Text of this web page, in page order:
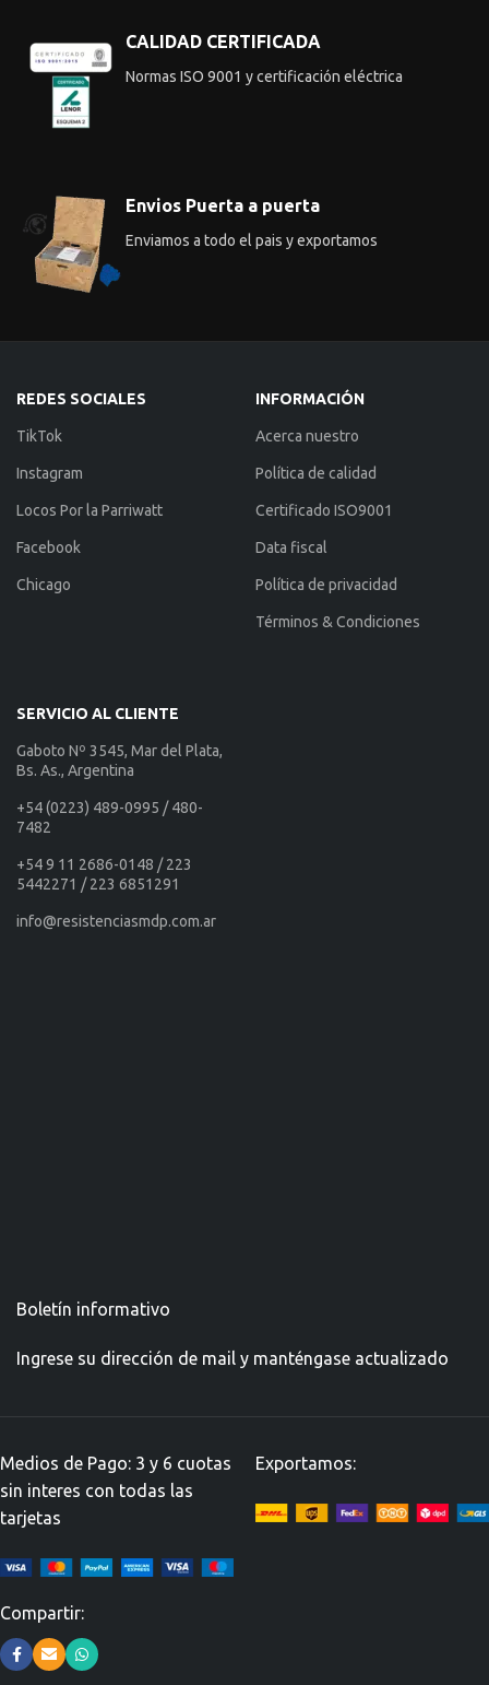
CALIDAD CERTIFICADA
Normas ISO 9001 y certificación eléctrica
Envios Puerta a puerta
Enviamos a todo el pais y exportamos
REDES SOCIALES
TikTok
Instagram
Locos Por la Parriwatt
Facebook
Chicago
INFORMACIÓN
Acerca nuestro
Política de calidad
Certificado ISO9001
Data fiscal
Política de privacidad
Términos & Condiciones
SERVICIO AL CLIENTE
Gaboto Nº 3545, Mar del Plata,
Bs. As., Argentina
+54 (0223) 489-0995 / 480-
7482
+54 9 11 2686-0148 / 223
5442271 / 223 6851291
info@resistenciasmdp.com.ar
Boletín informativo
Ingrese su dirección de mail y manténgase actualizado
Medios de Pago: 3 y 6 cuotas
sin interes con todas las
tarjetas
Exportamos:
Compartir: